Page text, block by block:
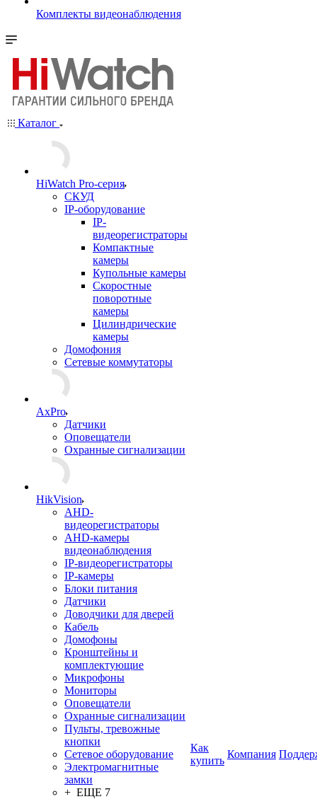
Комплекты видеонаблюдения
Каталог
HiWatch Pro-серия
CКУД
IP-оборудование
IP-
видеорегистраторы
Компактные
камеры
Купольные камеры
Скоростные
поворотные
камеры
Цилиндрические
камеры
Домофония
Сетевые коммутаторы
AxPro
Датчики
Оповещатели
Охранные сигнализации
HikVision
AHD-
видеорегистраторы
AHD-камеры
видеонаблюдения
IP-видеорегистраторы
IP-камеры
Блоки питания
Датчики
Доводчики для дверей
Кабель
Домофоны
Кронштейны и
комплектующие
Микрофоны
Мониторы
Оповещатели
Охранные сигнализации
Пульты, тревожные
кнопки
Сетевое оборудование
Электромагнитные
замки
+ ЕЩЕ 7
Как
купить
Компания